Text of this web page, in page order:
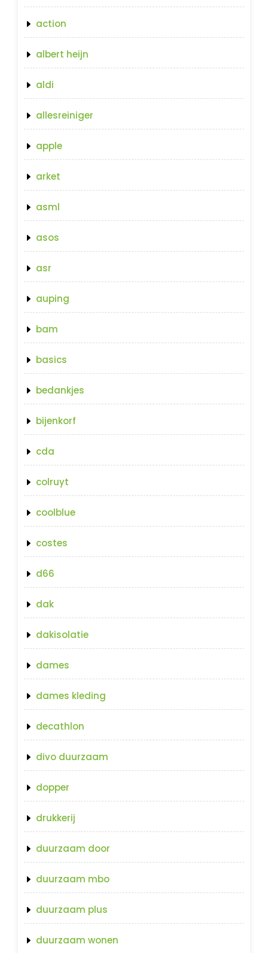
action
albert heijn
aldi
allesreiniger
apple
arket
asml
asos
asr
auping
bam
basics
bedankjes
bijenkorf
cda
colruyt
coolblue
costes
d66
dak
dakisolatie
dames
dames kleding
decathlon
divo duurzaam
dopper
drukkerij
duurzaam door
duurzaam mbo
duurzaam plus
duurzaam wonen